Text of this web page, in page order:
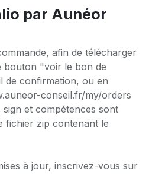
par Aunéor
afin de télécharger
bouton "voir le bon de
de confirmation, ou en
conseil.fr/my/orders
et compétences sont
fichier zip contenant le
à jour, inscrivez-vous sur